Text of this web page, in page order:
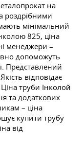
на
роздрібними
мінімальний
825, ціна
менеджери –
допоможуть
Представлений
відповідає
труби Інколой
та додаткових
– ціна
купити трубу
від